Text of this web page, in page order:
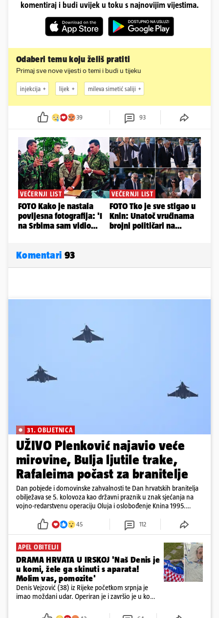
komentiraj i budi uvijek u toku s najnovijim vijestima.
Odaberi temu koju želiš pratiti
Primaj sve nove vijesti o temi i budi u tijeku
injekcija lijek mileva simetić saliji
39 93
Komentari 93
31. OBLJETNICA
UŽIVO Plenković najavio veće
mirovine, Bulja ljutile trake,
Rafaleima počast za branitelje
Dan pobjede i domovinske zahvalnosti te Dan hrvatskih branitelja
obilježava se 5. kolovoza kao državni praznik u znak sjećanja na
vojno-redarstvenu operaciju Oluja i oslobođenje Knina 1995.
45 112
APEL OBITELJI
DRAMA HRVATA U IRSKOJ 'Naš Denis je
u komi, žele ga skinuti s aparata!
Molim vas, pomozite'
Denis Vejzović (38) iz Rijeke početkom srpnja je
imao moždani udar. Operiran je i završio je u komi.
tamošnji liječnici ne vjeruju u oporavak: 'Imamo